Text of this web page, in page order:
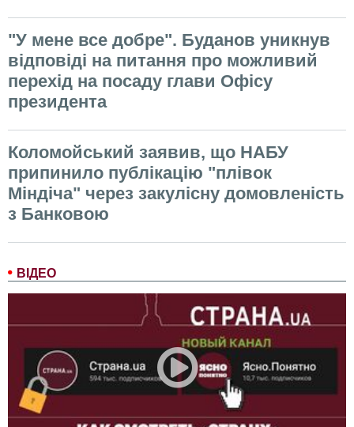
ВІДЕО
"У мене все добре". Буданов уникнув
відповіді на питання про можливий
перехід на посаду глави Офісу
президента
Коломойський заявив, що НАБУ
припинило публікацію "плівок
Міндіча" через закулісну домовленість
з Банковою